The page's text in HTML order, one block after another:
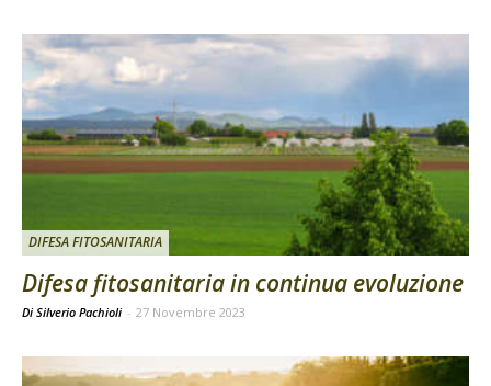
DIFESA FITOSANITARIA
Difesa fitosanitaria in continua evoluzione
Di Silverio Pachioli - 27 Novembre 2023